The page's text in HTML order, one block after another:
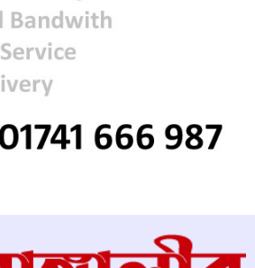
দেশ ও মানুষের কল্যাণে দায়িত্বশীলতার
সঙ্গে কাজ করতে ইউএনওদের প্রতি আহ্বান
প্রধানমন্ত্রীর